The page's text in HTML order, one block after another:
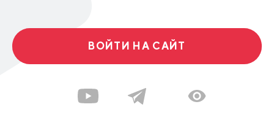
ВОЙТИ НА САЙТ